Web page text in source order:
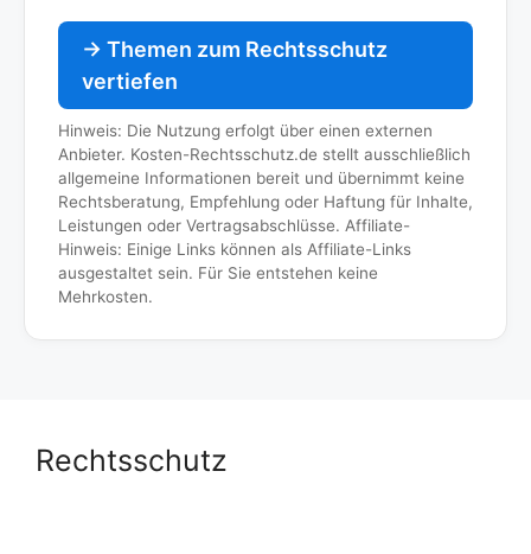
→ Themen zum Rechtsschutz
vertiefen
Hinweis: Die Nutzung erfolgt über einen externen
Anbieter. Kosten-Rechtsschutz.de stellt ausschließlich
allgemeine Informationen bereit und übernimmt keine
Rechtsberatung, Empfehlung oder Haftung für Inhalte,
Leistungen oder Vertragsabschlüsse. Affiliate-
Hinweis: Einige Links können als Affiliate-Links
ausgestaltet sein. Für Sie entstehen keine
Mehrkosten.
Rechtsschutz